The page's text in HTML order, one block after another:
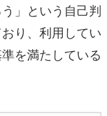
」という自己判
り、利用してい
を満たしている